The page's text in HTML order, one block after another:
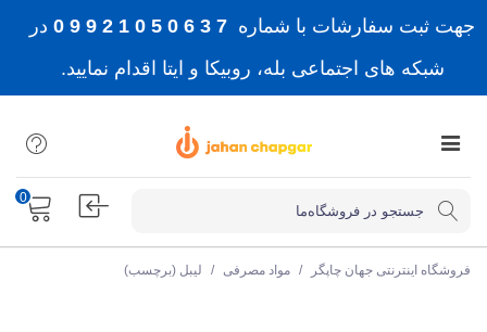
جهت ثبت سفارشات با شماره 7 3 6 0 5 0 1 2 9 9 0
در
شبکه های اجتماعی بله، روبیکا و ایتا اقدام نمایید.
0
فروشگاه اینترنتی جهان چاپگر / مواد مصرفی / لیبل (برچسب)